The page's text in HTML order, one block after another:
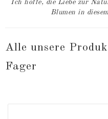
Ich hoffe, die Liebe zur
Blumen in
Alle unsere
Fager